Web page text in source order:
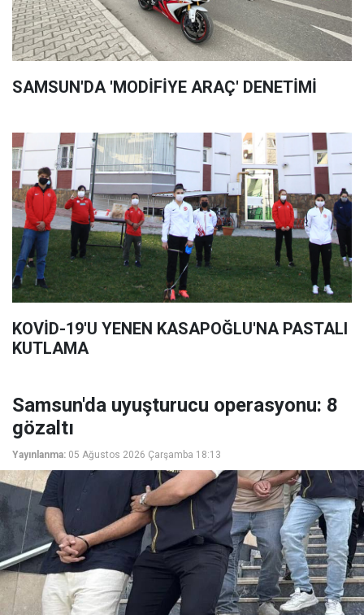
SAMSUN'DA 'MODİFİYE ARAÇ' DENETİMİ
KOVİD-19'U YENEN KASAPOĞLU'NA PASTALI
KUTLAMA
Samsun'da uyuşturucu operasyonu: 8
gözaltı
Yayınlanma: 05 Ağustos 2026 Çarşamba 18:13